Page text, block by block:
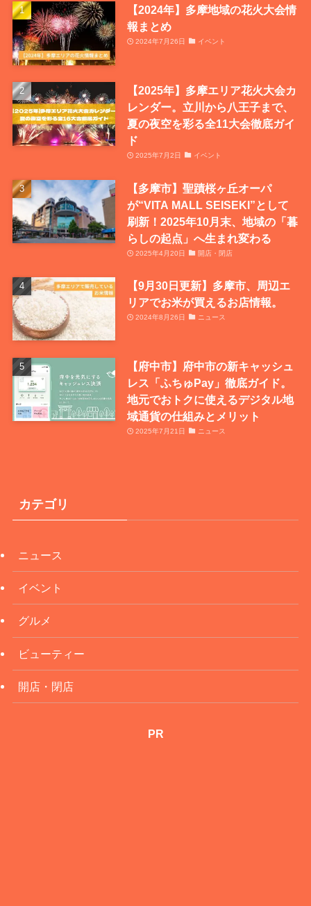
【2024年】多摩地域の花火大会情
報まとめ
2024年7月26日 イベント
【2025年】多摩エリア花火大会カ
レンダー。立川から八王子まで、
夏の夜空を彩る全11大会徹底ガイ
ド
2025年7月2日 イベント
【多摩市】聖蹟桜ヶ丘オーパ
が“VITA MALL SEISEKI”として
刷新！2025年10月末、地域の「暮
らしの起点」へ生まれ変わる
2025年4月20日 開店・閉店
【9月30日更新】多摩市、周辺エ
リアでお米が買えるお店情報。
2024年8月26日 ニュース
【府中市】府中市の新キャッシュ
レス「ふちゅPay」徹底ガイド。
地元でおトクに使えるデジタル地
域通貨の仕組みとメリット
2025年7月21日 ニュース
カテゴリ
ニュース
イベント
グルメ
ビューティー
開店・閉店
PR